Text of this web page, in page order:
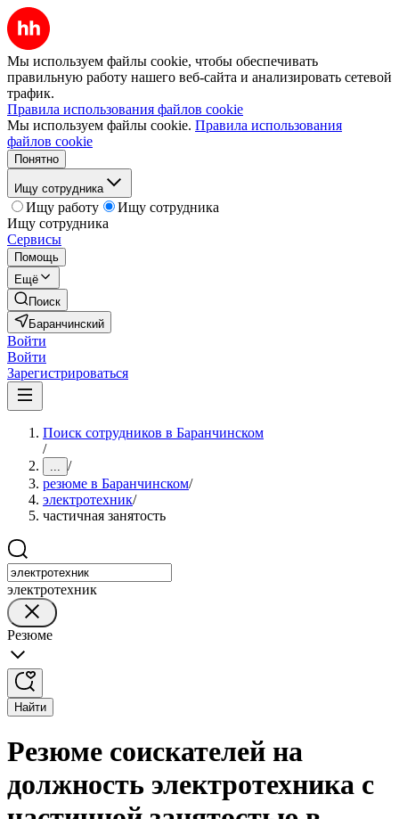
Мы используем файлы cookie, чтобы обеспечивать
правильную работу нашего веб-сайта и анализировать сетевой
трафик.
Правила использования файлов cookie
Мы используем файлы cookie. Правила использования
файлов cookie
Понятно
Ищу сотрудника
Ищу работу
Ищу сотрудника
Ищу сотрудника
Сервисы
Помощь
Ещё
Поиск
Баранчинский
Войти
Войти
Зарегистрироваться
Поиск сотрудников в Баранчинском
/
... /
резюме в Баранчинском/
электротехник/
частичная занятость
электротехник
Резюме
Найти
Резюме соискателей на
должность электротехника с